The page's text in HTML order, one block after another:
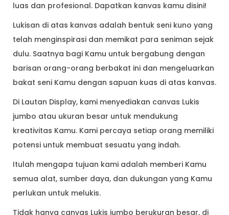
luas dan profesional. Dapatkan kanvas kamu disini!
Lukisan di atas kanvas adalah bentuk seni kuno yang
telah menginspirasi dan memikat para seniman sejak
dulu. Saatnya bagi Kamu untuk bergabung dengan
barisan orang-orang berbakat ini dan mengeluarkan
bakat seni Kamu dengan sapuan kuas di atas kanvas.
Di Lautan Display, kami menyediakan canvas Lukis
jumbo atau ukuran besar untuk mendukung
kreativitas Kamu. Kami percaya setiap orang memiliki
potensi untuk membuat sesuatu yang indah.
Itulah mengapa tujuan kami adalah memberi Kamu
semua alat, sumber daya, dan dukungan yang Kamu
perlukan untuk melukis.
Tidak hanya canvas Lukis jumbo berukuran besar, di